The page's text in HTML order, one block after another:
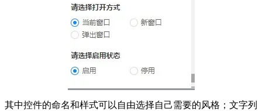
其中控件的命名和样式可以自由选择自己需要的风格；文字列